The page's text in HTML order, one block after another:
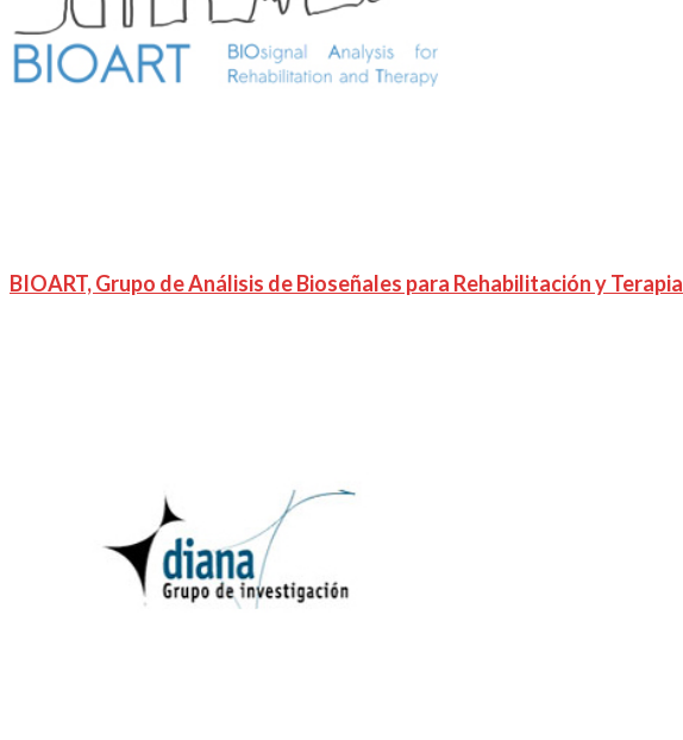
BIOART, Grupo de Análisis de Bioseñales para Rehabilitación y Terapia